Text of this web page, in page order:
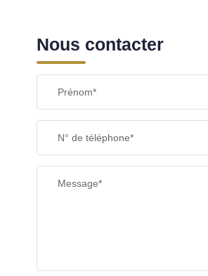
Nous contacter
Prénom*
N° de téléphone*
Message*